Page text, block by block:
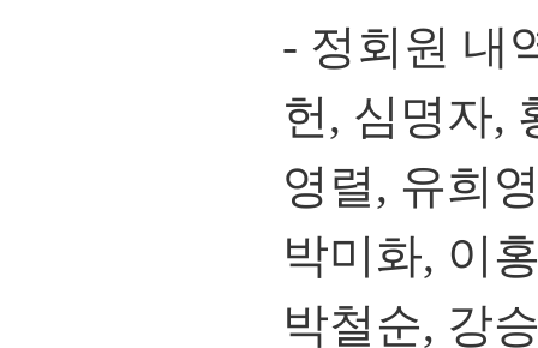
- 정회원 내
헌, 심명자,
영렬, 유희
박미화, 이
박철순, 강